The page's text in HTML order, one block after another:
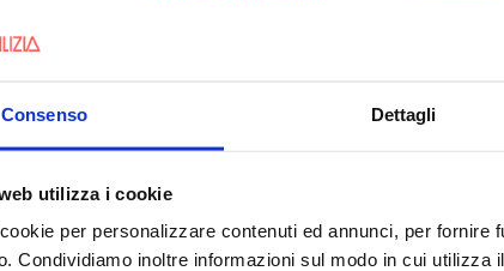
Consenso Dettagli
utilizza i cookie
per personalizzare contenuti ed annunci, per fornire
Condividiamo inoltre informazioni sul modo in cui